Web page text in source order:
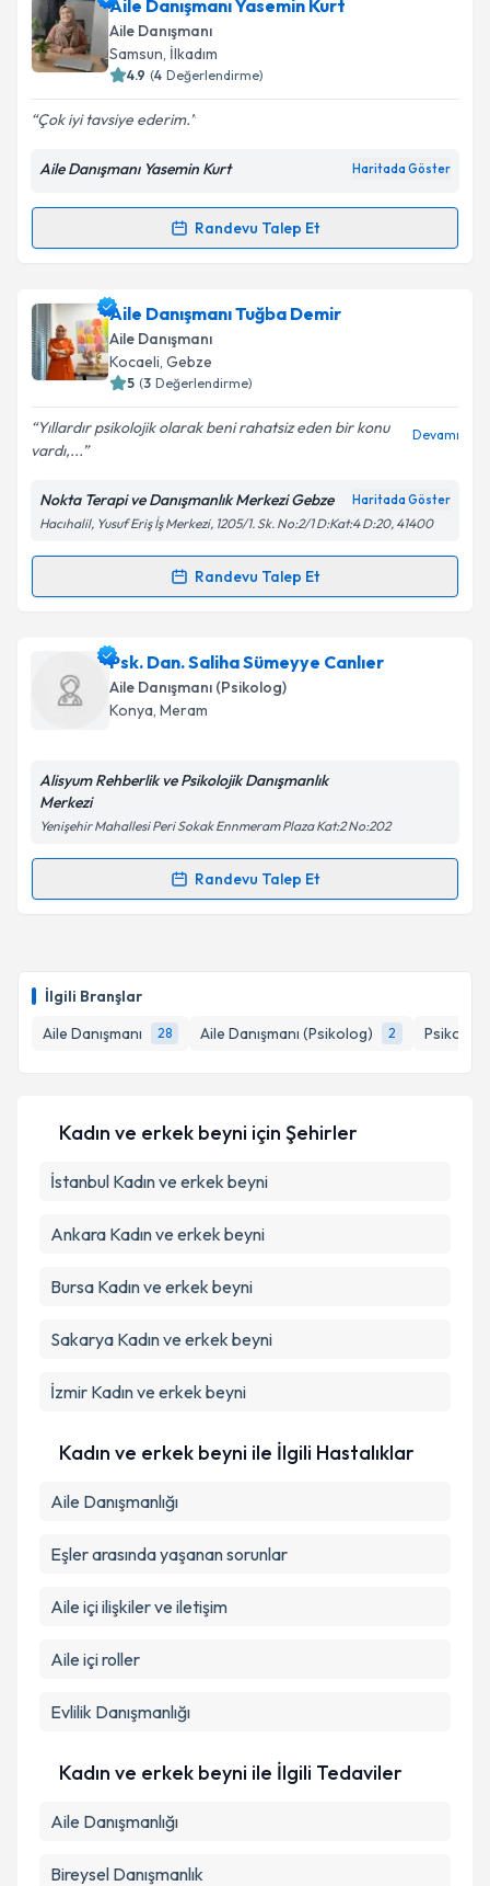
İlgili Branşlar
Aile Danışmanı
28 Aile Danışmanı (Psikolog) 2 Psikoloji
talebi oluşturun. Size bu uzmandan randevu almanız
için bir takvim hazırlandığında e-posta ile
bilgilendireceğiz.
E-posta Adresiniz
Kişisel verilerimin işlenmesine ilişkin
Metni'ni okudum ve kişisel verilerimin belirtilen
Takvim Talebini Gönder
Aile Danışmanı Yasemin Kurt
Aile Danışmanı
Samsun, İlkadım
4.9 (4 Değerlendirme)
Çok iyi tavsiye ederim.
Aile Danışmanı Yasemin Kurt Haritada Göster
Randevu Talep Et
Randevu Takvimi Talebi
Aile Danışmanı Yasemin Kurtiçin randevu takvimi
talebi oluşturun. Size bu uzmandan randevu almanız
için bir takvim hazırlandığında e-posta ile
bilgilendireceğiz.
E-posta Adresiniz
Kişisel verilerimin işlenmesine ilişkinAydınlatma
Metni'ni okudum ve kişisel verilerimin belirtilen
kapsamda işlenmesini kabul ediyorum.
Aile Danışmanı Tuğba Demir
Aile Danışmanı
Kocaeli, Gebze
5 (3 Değerlendirme)
Yıllardır psikolojik olarak beni rahatsiz eden bir konu
vardı,...
Devamı
Nokta Terapi ve Danışmanlık Merkezi Gebze Haritada Göster
Hacıhalil, Yusuf Eriş İş Merkezi, 1205/1. Sk. No:2/1 D:Kat:4 D:20, 41400
Randevu Talep Et
Randevu Takvimi Talebi
Aile Danışmanı Tuğba Demiriçin randevu takvimi
talebi oluşturun. Size bu uzmandan randevu almanız
için bir takvim hazırlandığında e-posta ile
bilgilendireceğiz.
Kişisel verilerimin işlenmesine ilişkin
Metni'ni okudum ve kişisel verilerimin belirtilen
Psk. Dan. Saliha Sümeyye Canlıer
Aile Danışmanı (Psikolog)
Konya, Meram
Alisyum Rehberlik ve Psikolojik Danışmanlık
Merkezi
Yenişehir Mahallesi Peri Sokak Ennmeram Plaza Kat:2 No:202
Randevu Talep Et
Randevu Takvimi Talebi
almanız için bir takvim hazırlandığında e-posta ile
bilgilendireceğiz.
E-posta Adresiniz
Kişisel verilerimin işlenmesine ilişkin
kapsamda işlenmesini kabul ediyorum.
Takvim Talebini Gönder
Kadın ve erkek beyni için Şehirler
İstanbul Kadın ve erkek beyni
Ankara Kadın ve erkek beyni
Bursa Kadın ve erkek beyni
Sakarya Kadın ve erkek beyni
İzmir Kadın ve erkek beyni
Kadın ve erkek beyni ile İlgili Hastalıklar
Aile Danışmanlığı
Eşler arasında yaşanan sorunlar
Aile içi ilişkiler ve iletişim
Aile içi roller
Evlilik Danışmanlığı
Kadın ve erkek beyni ile İlgili Tedaviler
Aile Danışmanlığı
Bireysel Danışmanlık